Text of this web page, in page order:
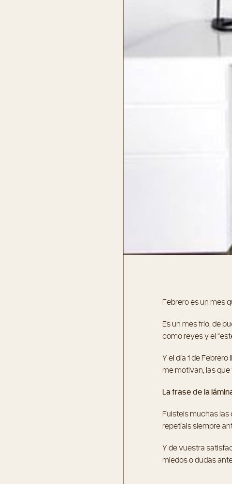
Febrero es un mes
Es un mes frío, de
como reyes y el
Y el día 1 de
me motivan, las
La frase de la
Fuisteis muchas
repetíais siempre
Y de vuestra
miedos o dudas